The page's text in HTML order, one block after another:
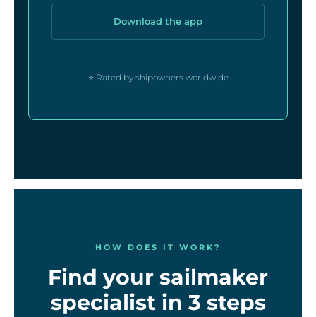
Download the app
⭐ Rated by shipowners worldwide
HOW DOES IT WORK?
Find your sailmaker
specialist in 3 steps